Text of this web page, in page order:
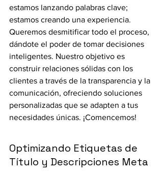
estamos lanzando palabras clave;
estamos creando una experiencia.
Queremos desmitificar todo el proceso,
dándote el poder de tomar decisiones
inteligentes. Nuestro objetivo es
construir relaciones sólidas con los
clientes a través de la transparencia y la
comunicación, ofreciendo soluciones
personalizadas que se adapten a tus
necesidades únicas. ¡Comencemos!
Optimizando Etiquetas de
Título y Descripciones Meta